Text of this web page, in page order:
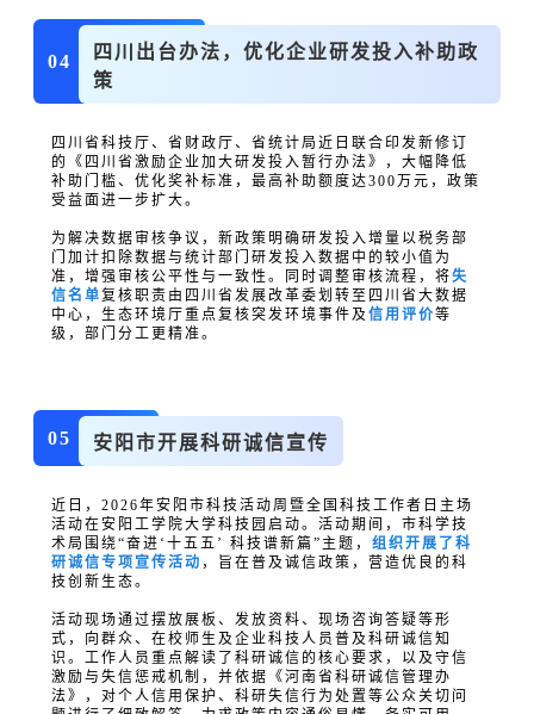
04
四川出台办法，优化企业研发投入补助政
策
四川省科技厅、省财政厅、省统计局近日联合印发新修订
的《四川省激励企业加大研发投入暂行办法》，大幅降低
补助门槛、优化奖补标准，最高补助额度达300万元，政策
受益面进一步扩大。
为解决数据审核争议，新政策明确研发投入增量以税务部
门加计扣除数据与统计部门研发投入数据中的较小值为
准，增强审核公平性与一致性。同时调整审核流程，将失
信名单复核职责由四川省发展改革委划转至四川省大数据
中心，生态环境厅重点复核突发环境事件及信用评价等
级，部门分工更精准。
05 安阳市开展科研诚信宣传
近日，2026年安阳市科技活动周暨全国科技工作者日 主场
活动在安阳工学院大学科技园启动。活动期间，市科学技
术局围绕“奋进‘十五五’ 科技谱新篇”主题，组织开展了科
研诚信专项宣传活动 ，旨在普及诚信政策，营造优良的科
技创新生态。
活动现场通过摆放展板、发放资料、现场咨询答疑等形
式，向群众、在校师生及企业科技人员普及科研诚信知
识。工作人员重点解读了科研诚信的核心要求，以及守信
激励与失信惩戒机制，并依据《河南省科研诚信管理办
法》，对个人信用保护、科研失信行为处置等公众关切问